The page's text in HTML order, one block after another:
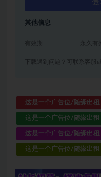
其他信息
有效期 永久有
下载遇到问题？可联系客服
这是一个广告位/随缘出租
这是一个广告位/随缘出租
这是一个广告位/随缘出租
这是一个广告位/随缘出租